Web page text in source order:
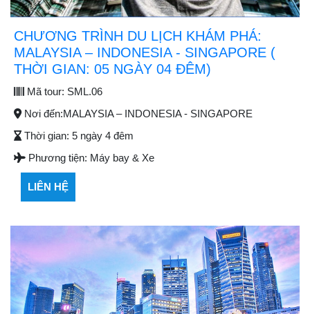
CHƯƠNG TRÌNH DU LỊCH KHÁM PHÁ:
MALAYSIA – INDONESIA - SINGAPORE (
THỜI GIAN: 05 NGÀY 04 ĐÊM)
Mã tour: SML.06
Nơi đến:MALAYSIA – INDONESIA - SINGAPORE
Thời gian: 5 ngày 4 đêm
Phương tiện: Máy bay & Xe